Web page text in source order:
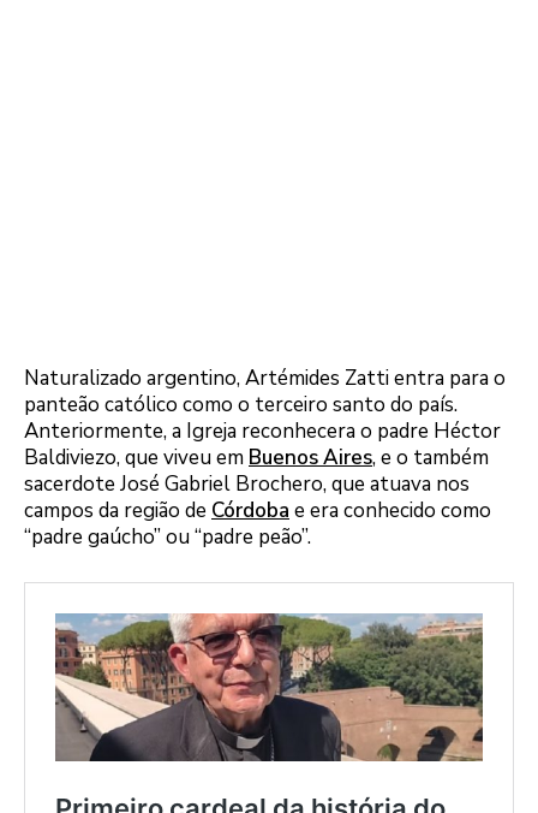
Naturalizado argentino, Artémides Zatti entra para o
panteão católico como o terceiro santo do país.
Anteriormente, a Igreja reconhecera o padre Héctor
Baldiviezo, que viveu em Buenos Aires, e o também
sacerdote José Gabriel Brochero, que atuava nos
campos da região de Córdoba e era conhecido como
“padre gaúcho” ou “padre peão”.